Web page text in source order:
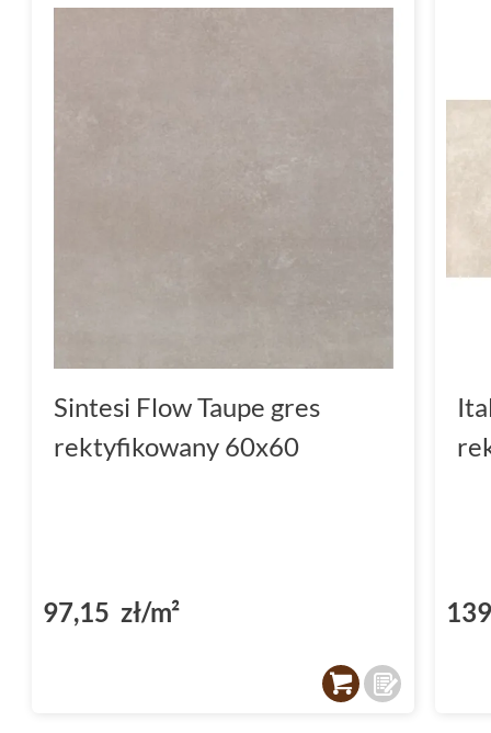
Sintesi Flow Taupe gres
rektyfikowany 60x60
97,15 zł/m²